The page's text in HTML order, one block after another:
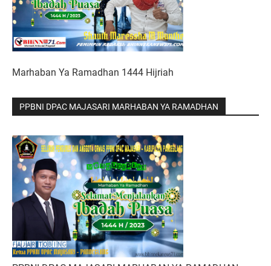
Marhaban Ya Ramadhan 1444 Hijriah
PPBNI DPAC MAJASARI MARHABAN YA RAMADHAN